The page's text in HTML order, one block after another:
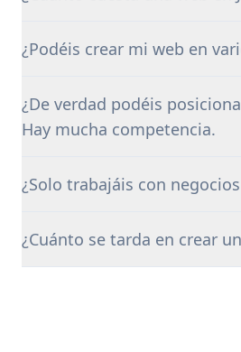
¿Podéis crear mi web en
¿De verdad podéis
Hay mucha competencia.
¿Solo trabajáis con negocios
¿Cuánto se tarda en crear